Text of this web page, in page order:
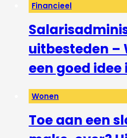
Financieel
uitbesteden –
een goed idee
Wonen
Toe aan een